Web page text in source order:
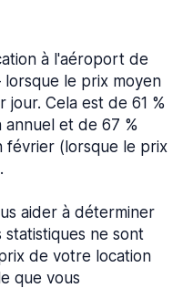
à l'aéroport de
le prix moyen
jour. Cela est de 61 %
annuel et de 67 %
février (lorsque le prix
aider à déterminer
statistiques ne sont
de votre location
que vous